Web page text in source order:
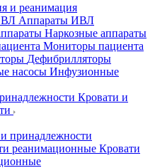
и реанимация
Аппараты ИВЛ
Наркозные аппараты
Мониторы пациента
Дефибрилляторы
Инфузионные
Кровати и
принадлежности
Кровати